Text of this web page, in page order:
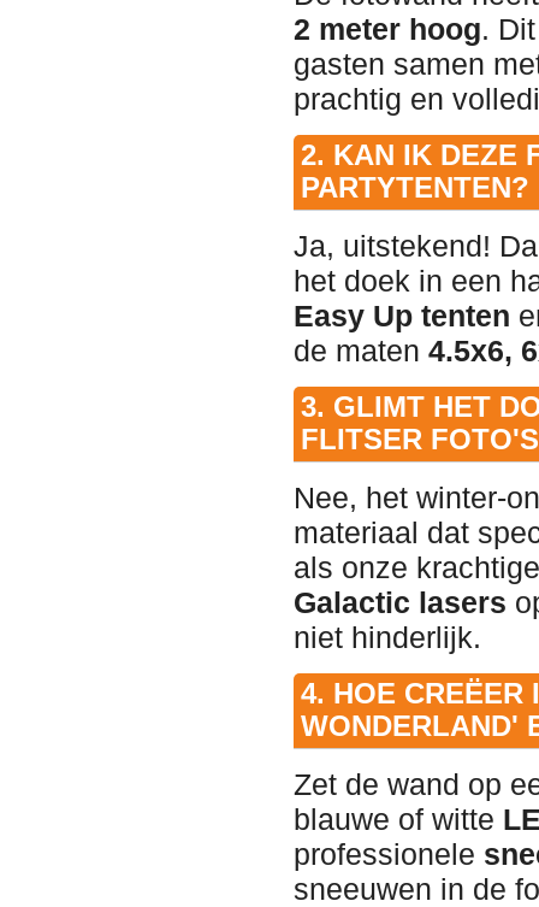
2 meter hoog.
gasten samen
prachtig en
2. KAN IK DEZE
PARTYTENTEN?
Ja, uitstekend!
het doek in een
Easy Up tenten
de maten 4.5x6,
3. GLIMT HET
FLITSER
Nee, het winter-
materiaal dat
als onze
Galactic lasers
niet hinderlijk.
4. HOE CREËER
WONDERLAND'
Zet de wand op
blauwe of witte
professionele
sneeuwen in de